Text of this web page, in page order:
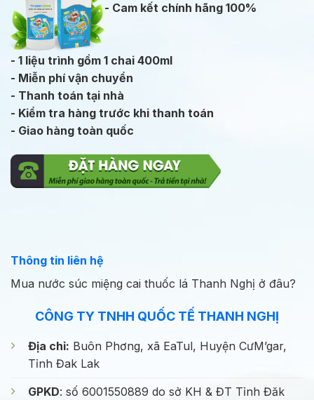
- Cam kết chính hãng 100%
- 1 liệu trình gồm 1 chai 400ml
- Miễn phí vận chuyển
- Thanh toán tại nhà
- Kiểm tra hàng trước khi thanh toán
- Giao hàng toàn quốc
Thông tin liên hệ
Mua nước súc miệng cai thuốc lá Thanh Nghị ở đâu?
CÔNG TY TNHH QUỐC TẾ THANH NGHỊ
Địa chỉ: Buôn Phơng, xã EaTul, Huyện CưM’gar,
Tỉnh Đak Lak
GPKD: số 6001550889 do sở KH & ĐT Tỉnh Đăk